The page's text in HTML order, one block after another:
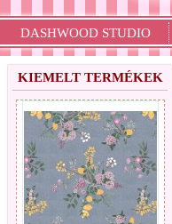
DASHWOOD STUDIO
KIEMELT TERMÉKEK